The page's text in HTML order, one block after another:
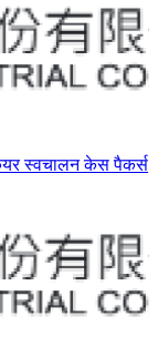
स्वचालनकेस पैकर्स